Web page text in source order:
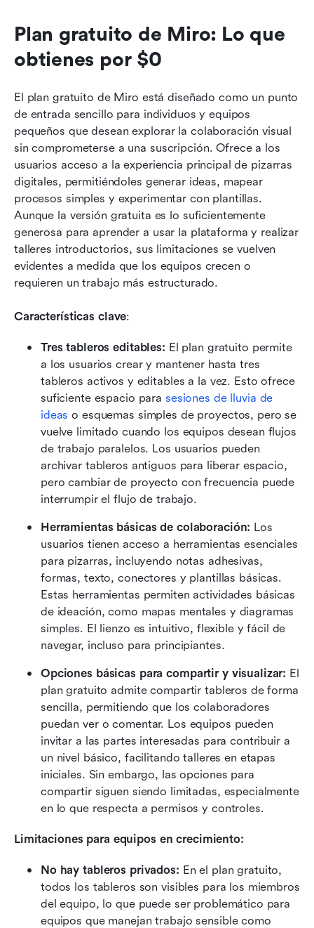
Plan gratuito de Miro: Lo que
obtienes por $0
El plan gratuito de Miro está diseñado como un punto
de entrada sencillo para individuos y equipos
pequeños que desean explorar la colaboración visual
sin comprometerse a una suscripción. Ofrece a los
usuarios acceso a la experiencia principal de pizarras
digitales, permitiéndoles generar ideas, mapear
procesos simples y experimentar con plantillas.
Aunque la versión gratuita es lo suficientemente
generosa para aprender a usar la plataforma y realizar
talleres introductorios, sus limitaciones se vuelven
evidentes a medida que los equipos crecen o
requieren un trabajo más estructurado.
Características clave:
Tres tableros editables: El plan gratuito permite
a los usuarios crear y mantener hasta tres
tableros activos y editables a la vez. Esto ofrece
suficiente espacio para sesiones de lluvia de
ideas o esquemas simples de proyectos, pero se
vuelve limitado cuando los equipos desean flujos
de trabajo paralelos. Los usuarios pueden
archivar tableros antiguos para liberar espacio,
pero cambiar de proyecto con frecuencia puede
interrumpir el flujo de trabajo.
Herramientas básicas de colaboración: Los
usuarios tienen acceso a herramientas esenciales
para pizarras, incluyendo notas adhesivas,
formas, texto, conectores y plantillas básicas.
Estas herramientas permiten actividades básicas
de ideación, como mapas mentales y diagramas
simples. El lienzo es intuitivo, flexible y fácil de
navegar, incluso para principiantes.
Opciones básicas para compartir y visualizar: El
plan gratuito admite compartir tableros de forma
sencilla, permitiendo que los colaboradores
puedan ver o comentar. Los equipos pueden
invitar a las partes interesadas para contribuir a
un nivel básico, facilitando talleres en etapas
iniciales. Sin embargo, las opciones para
compartir siguen siendo limitadas, especialmente
en lo que respecta a permisos y controles.
Limitaciones para equipos en crecimiento:
No hay tableros privados: En el plan gratuito,
todos los tableros son visibles para los miembros
del equipo, lo que puede ser problemático para
equipos que manejan trabajo sensible como